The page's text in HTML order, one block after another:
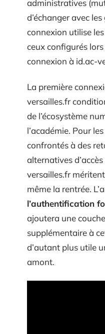
administratives
d’échanger avec
connexion utilise
ceux configurés
connexion à id.ac-
La première
versailles.fr
de l’écosystème
l’académie. Pour
confrontés à des
alternatives
versailles.fr
même la rentrée.
l’authentification
ajoutera une
supplémentaire à
d’autant plus utile
amont.